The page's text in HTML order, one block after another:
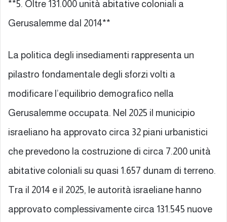
**5. Oltre 131.000 unità abitative coloniali a
Gerusalemme dal 2014**
La politica degli insediamenti rappresenta un
pilastro fondamentale degli sforzi volti a
modificare l’equilibrio demografico nella
Gerusalemme occupata. Nel 2025 il municipio
israeliano ha approvato circa 32 piani urbanistici
che prevedono la costruzione di circa 7.200 unità
abitative coloniali su quasi 1.657 dunam di terreno.
Tra il 2014 e il 2025, le autorità israeliane hanno
approvato complessivamente circa 131.545 nuove